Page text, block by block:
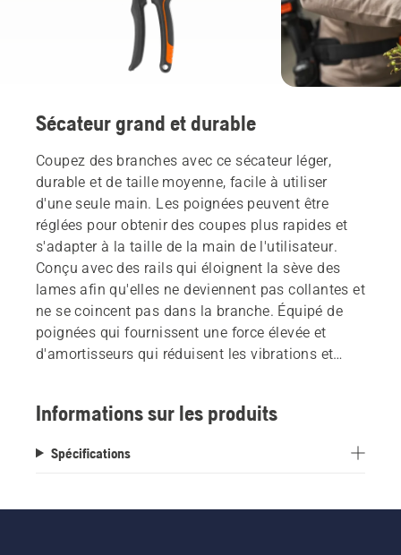
Sécateur grand et durable
Coupez des branches avec ce sécateur léger,
durable et de taille moyenne, facile à utiliser
d'une seule main. Les poignées peuvent être
réglées pour obtenir des coupes plus rapides et
s'adapter à la taille de la main de l'utilisateur.
Conçu avec des rails qui éloignent la sève des
lames afin qu'elles ne deviennent pas collantes et
ne se coincent pas dans la branche. Équipé de
poignées qui fournissent une force élevée et
d'amortisseurs qui réduisent les vibrations et
Informations sur les produits
Spécifications